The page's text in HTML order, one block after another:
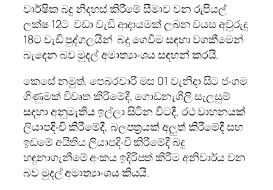
වාර්ෂික බදු නිදහස් කිරීමේ සීමාව වන රුපියල්
ලක්ෂ 12ට වඩා වැඩි ආදායමක් ලබන වයස අවුරුදු
18ට වැඩි පුද්ගලයින් බදු ගෙවීම සඳහා වගකීමෙන්
බැඳෙන බව මුදල් අමාත්‍යාංශය සඳහන් කරයි.
කෙසේ නමුත්, පෙබරවාරි මස 01 වැනිදා සිට ජංගම
ගිණුමක් විවෘත කිරීමේදී, ගොඩනැගිලි සැලසුම්
සඳහා අනුමැතිය ඉල්ලා සිටින විටදී, රථ වාහනයක්
ලියාපදිංචි කිරීමේදී, බලපත්‍රයක් අලුත් කිරීමේදී සහ
ඉඩමේ අයිතිය ලියාපදිංචි කිරීමේදී බදු
හඳුනාගැනීමේ අංකය ඉදිරිපත් කිරීම අනිවාර්ය වන
බව මුදල් අමාත්‍යාංශය කියයි.